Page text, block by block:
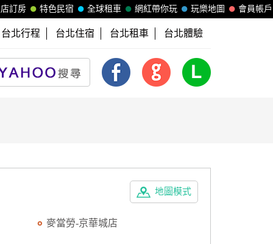
會員帳戶
玩樂地圖
網紅帶你玩
全球租車
特色民宿
訂房
台北行程 台北住宿 台北租車 台北體驗
地圖模式
麥當勞-京華城店